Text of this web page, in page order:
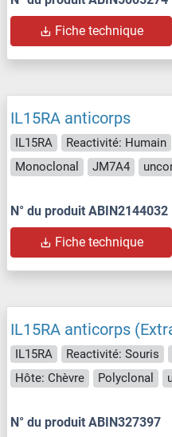
Fiche technique
IL15RA anticorps
IL15RA Reactivité: Humain
Monoclonal
JM7A4
N° du produit ABIN2144032
Fiche technique
IL15RA anticorps
IL15RA Reactivité: Souris
Hôte: Chèvre
Polyclonal
N° du produit ABIN327397